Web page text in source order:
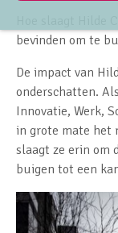
bevinden om te
De impact van
onderschatten.
Innovatie, Werk,
in grote mate het
slaagt ze erin om
buigen tot een